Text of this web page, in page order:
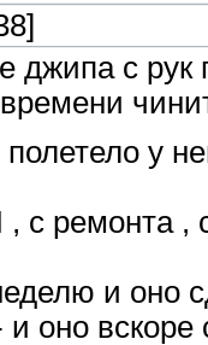
джипа с рук
времени
у
ремонта ,
и оно
оно вскоре